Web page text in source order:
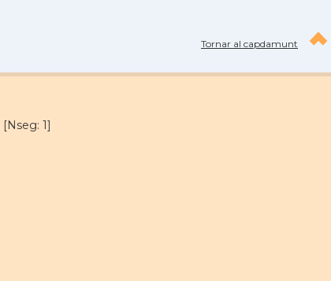
Tornar al capdamunt
[Nseg: 1]